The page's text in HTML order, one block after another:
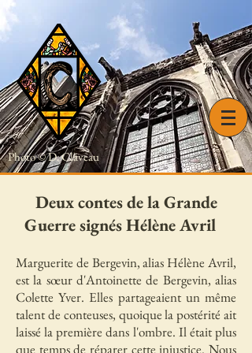
Photo © D. Claveau
Deux contes de la Grande
Guerre signés Hélène Avril
Marguerite de Bergevin, alias Hélène Avril,
est la sœur d'Antoinette de Bergevin, alias
Colette Yver. Elles partageaient un même
talent de conteuses, quoique la postérité ait
laissé la première dans l'ombre. Il était plus
que temps de réparer cette injustice. Nous